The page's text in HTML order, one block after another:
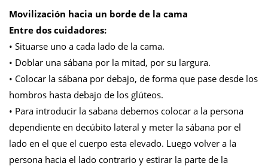
Movilización hacia un borde de la cama
Entre dos cuidadores:
• Situarse uno a cada lado de la cama.
• Doblar una sábana por la mitad, por su largura.
• Colocar la sábana por debajo, de forma que pase desde los
hombros hasta debajo de los glúteos.
• Para introducir la sabana debemos colocar a la persona
dependiente en decúbito lateral y meter la sábana por el
lado en el que el cuerpo esta elevado. Luego volver a la
persona hacia el lado contrario y estirar la parte de la